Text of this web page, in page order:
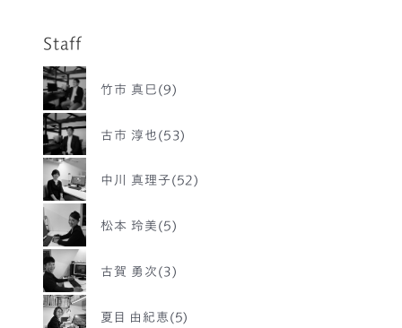
Staff
竹市 真巳(9)
古市 淳也(53)
中川 真理子(52)
松本 玲美(5)
古賀 勇次(3)
夏目 由紀恵(5)